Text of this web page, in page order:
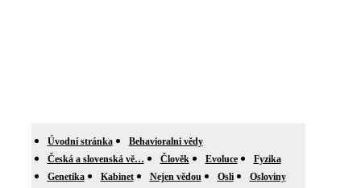
Úvodní stránka
Behavioralni vědy
Česká a slovenská vě…
Člověk Evoluce
Fyzika
Genetika
Kabinet Nejen vědou Osli
Osloviny